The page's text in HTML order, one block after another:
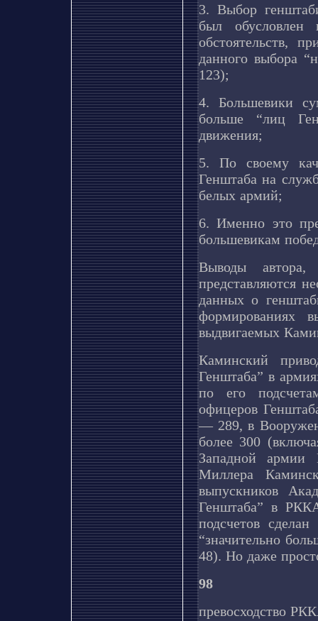
3. Выбор
был обусловлен
обстоятельств,
данного выбора
123);
4. Большевики
больше “лиц
движения;
5. По своему
Генштаба на
белых армий;
6. Именно это
большевикам
Выводы
представляются
данных о
формированиях
выдвигаемых
Каминский
Генштаба” в
по его
офицеров
— 289, в
более 300
Западной
Миллера
выпускников
Генштаба” в
подсчетов
“значительно
48). Но даже
98
превосходство